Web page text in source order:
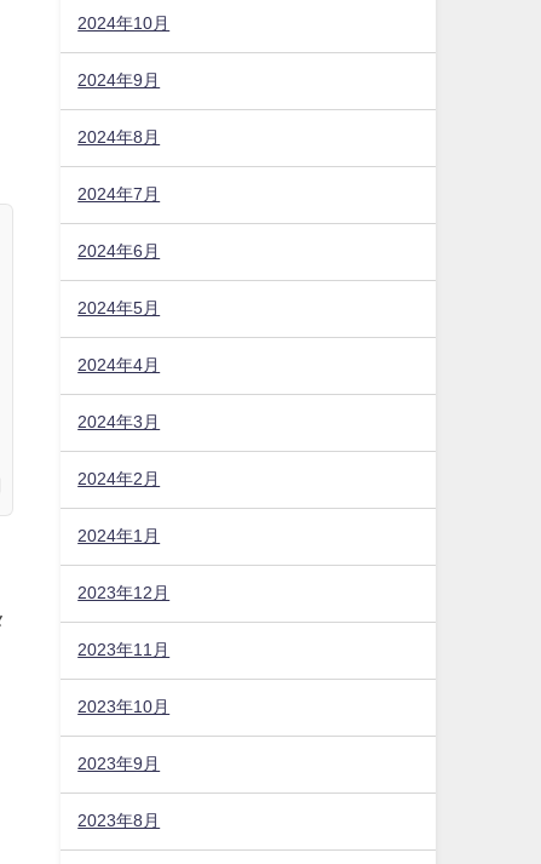
2024年10月
2024年9月
2024年8月
2024年7月
2024年6月
2024年5月
2024年4月
2024年3月
2024年2月
2024年1月
2023年12月
2023年11月
2023年10月
2023年9月
2023年8月